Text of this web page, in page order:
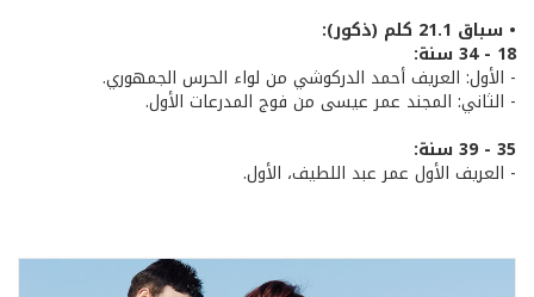
• سباق 21.1 كلم (ذكور):
18 - 34 سنة:
- الأول: العريف أحمد الدركوشي من لواء الحرس الجمهوري.
- الثاني: المجند عمر عيسى من فوج المدرعات الأول.
35 - 39 سنة:
- العريف الأول عمر عبد اللطيف، الأول.